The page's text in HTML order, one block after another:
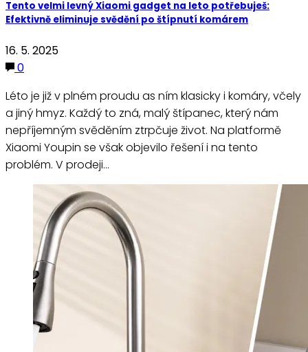
Tento velmi levný Xiaomi gadget na leto potřebuješ:
Efektivně eliminuje svědění po štípnutí komárem
16. 5. 2025
0
Léto je již v plném proudu as ním klasicky i komáry, včely
a jiný hmyz. Každý to zná, malý štípanec, který nám
nepříjemným svěděním ztrpčuje život. Na platformě
Xiaomi Youpin se však objevilo řešení i na tento
problém. V prodeji…